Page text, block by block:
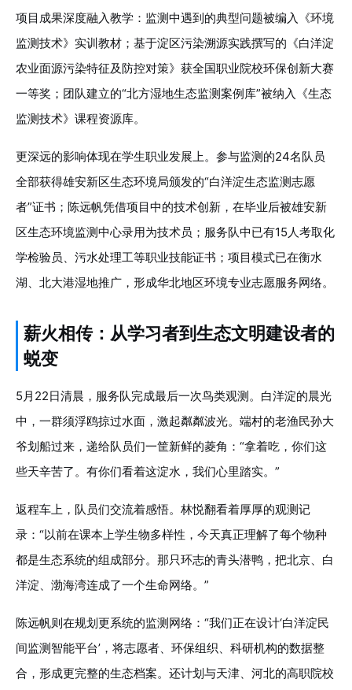
项目成果深度融入教学：监测中遇到的典型问题被编入《环境
监测技术》实训教材；基于淀区污染溯源实践撰写的《白洋淀
农业面源污染特征及防控对策》获全国职业院校环保创新大赛
一等奖；团队建立的“北方湿地生态监测案例库”被纳入《生态
监测技术》课程资源库。
更深远的影响体现在学生职业发展上。参与监测的24名队员
全部获得雄安新区生态环境局颁发的“白洋淀生态监测志愿
者”证书；陈远帆凭借项目中的技术创新，在毕业后被雄安新
区生态环境监测中心录用为技术员；服务队中已有15人考取化
学检验员、污水处理工等职业技能证书；项目模式已在衡水
湖、北大港湿地推广，形成华北地区环境专业志愿服务网络。
薪火相传：从学习者到生态文明建设者的
蜕变
5月22日清晨，服务队完成最后一次鸟类观测。白洋淀的晨光
中，一群须浮鸥掠过水面，激起粼粼波光。端村的老渔民孙大
爷划船过来，递给队员们一筐新鲜的菱角：“拿着吃，你们这
些天辛苦了。有你们看着这淀水，我们心里踏实。”
返程车上，队员们交流着感悟。林悦翻看着厚厚的观测记
录：“以前在课本上学生物多样性，今天真正理解了每个物种
都是生态系统的组成部分。那只环志的青头潜鸭，把北京、白
洋淀、渤海湾连成了一个生命网络。”
陈远帆则在规划更系统的监测网络：“我们正在设计‘白洋淀民
间监测智能平台’，将志愿者、环保组织、科研机构的数据整
合，形成更完整的生态档案。还计划与天津、河北的高职院校